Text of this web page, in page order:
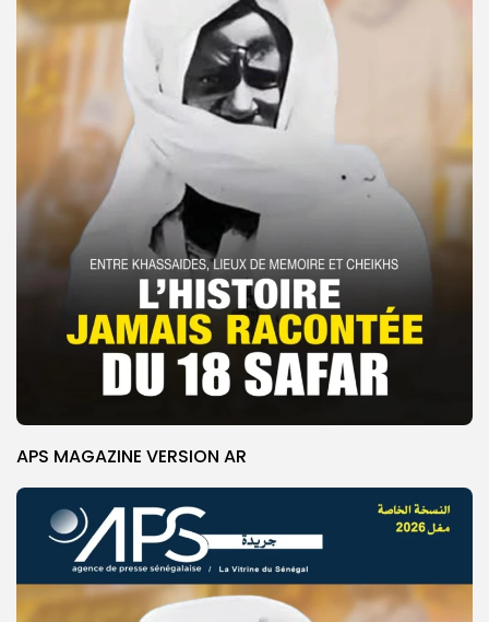
APS MAGAZINE VERSION AR